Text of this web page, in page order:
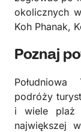
okolicznych
Koh Phanak,
Poznaj
podróży
i wiele plaż
największej